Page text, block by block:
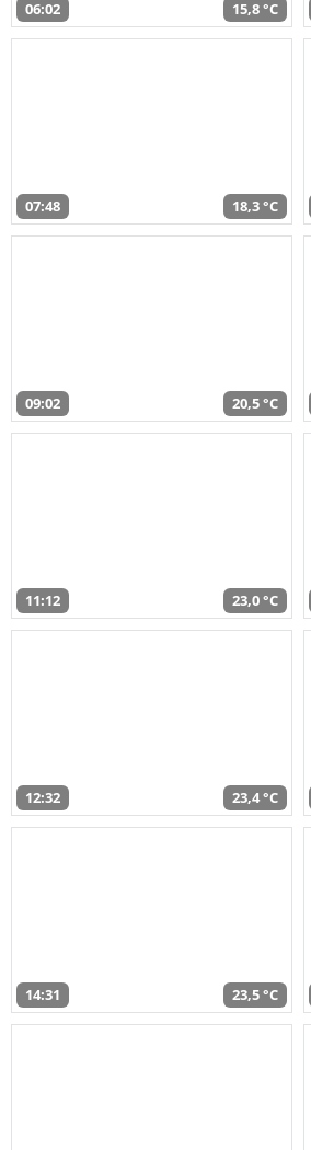
06:02 15,8 °C
07:48 18,3 °C
09:02 20,5 °C
11:12 23,0 °C
12:32 23,4 °C
14:31 23,5 °C